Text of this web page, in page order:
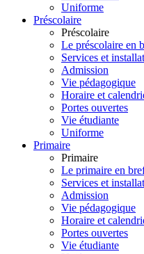
Uniforme
Préscolaire
Préscolaire
Le préscolaire en
Services et
Admission
Vie pédagogique
Horaire et
Portes ouvertes
Vie étudiante
Uniforme
Primaire
Primaire
Le primaire en
Services et
Admission
Vie pédagogique
Horaire et
Portes ouvertes
Vie étudiante